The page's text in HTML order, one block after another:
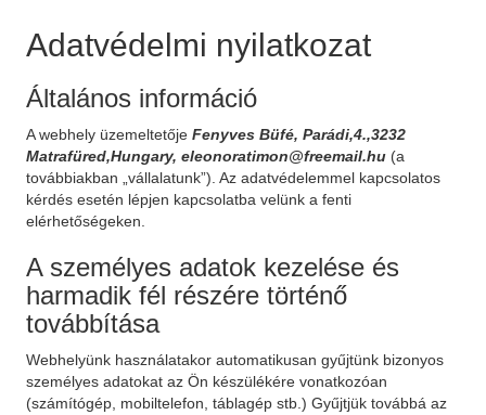
Adatvédelmi nyilatkozat
Általános információ
A webhely üzemeltetője Fenyves Büfé, Parádi,4.,3232
Matrafüred,Hungary, eleonoratimon@freemail.hu (a
továbbiakban „vállalatunk”). Az adatvédelemmel kapcsolatos
kérdés esetén lépjen kapcsolatba velünk a fenti
elérhetőségeken.
A személyes adatok kezelése és
harmadik fél részére történő
továbbítása
Webhelyünk használatakor automatikusan gyűjtünk bizonyos
személyes adatokat az Ön készülékére vonatkozóan
(számítógép, mobiltelefon, táblagép stb.) Gyűjtjük továbbá az